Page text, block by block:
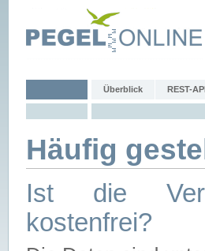
Überblick REST-
Häufig
Ist die
kostenfrei?